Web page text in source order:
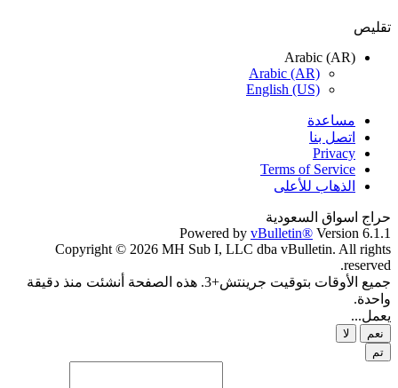
تقليص
Arabic (AR)
Arabic (AR)
English (US)
مساعدة
اتصل بنا
Privacy
Terms of Service
الذهاب للأعلى
حراج اسواق السعودية
Powered by vBulletin® Version 6.1.1
Copyright © 2026 MH Sub I, LLC dba vBulletin. All rights
reserved.
جميع الأوقات بتوقيت جرينتش+3. هذه الصفحة أنشئت منذ دقيقة
واحدة.
يعمل...
نعم
لا
تم